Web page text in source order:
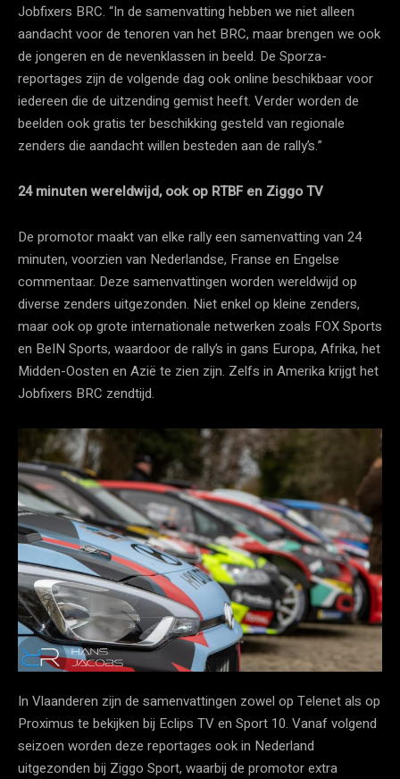
Jobfixers BRC. “In de samenvatting hebben we niet alleen
aandacht voor de tenoren van het BRC, maar brengen we ook
de jongeren en de nevenklassen in beeld. De Sporza-
reportages zijn de volgende dag ook online beschikbaar voor
iedereen die de uitzending gemist heeft. Verder worden de
beelden ook gratis ter beschikking gesteld van regionale
zenders die aandacht willen besteden aan de rally’s.”
24 minuten wereldwijd, ook op RTBF en Ziggo TV
De promotor maakt van elke rally een samenvatting van 24
minuten, voorzien van Nederlandse, Franse en Engelse
commentaar. Deze samenvattingen worden wereldwijd op
diverse zenders uitgezonden. Niet enkel op kleine zenders,
maar ook op grote internationale netwerken zoals FOX Sports
en BeIN Sports, waardoor de rally’s in gans Europa, Afrika, het
Midden-Oosten en Azië te zien zijn. Zelfs in Amerika krijgt het
Jobfixers BRC zendtijd.
In Vlaanderen zijn de samenvattingen zowel op Telenet als op
Proximus te bekijken bij Eclips TV en Sport 10. Vanaf volgend
seizoen worden deze reportages ook in Nederland
uitgezonden bij Ziggo Sport, waarbij de promotor extra